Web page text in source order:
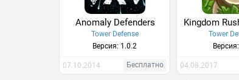
Anomaly Defenders
Tower Defense
Версия: 1.0.2
07.10.2014 Бесплатно
Kingdom
Tower
04.08.2017